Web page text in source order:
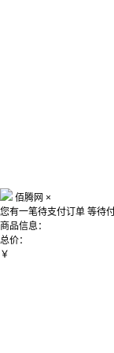
佰腾网 ×
您有一笔待支付订单 等待
商品信息：
总价：
￥